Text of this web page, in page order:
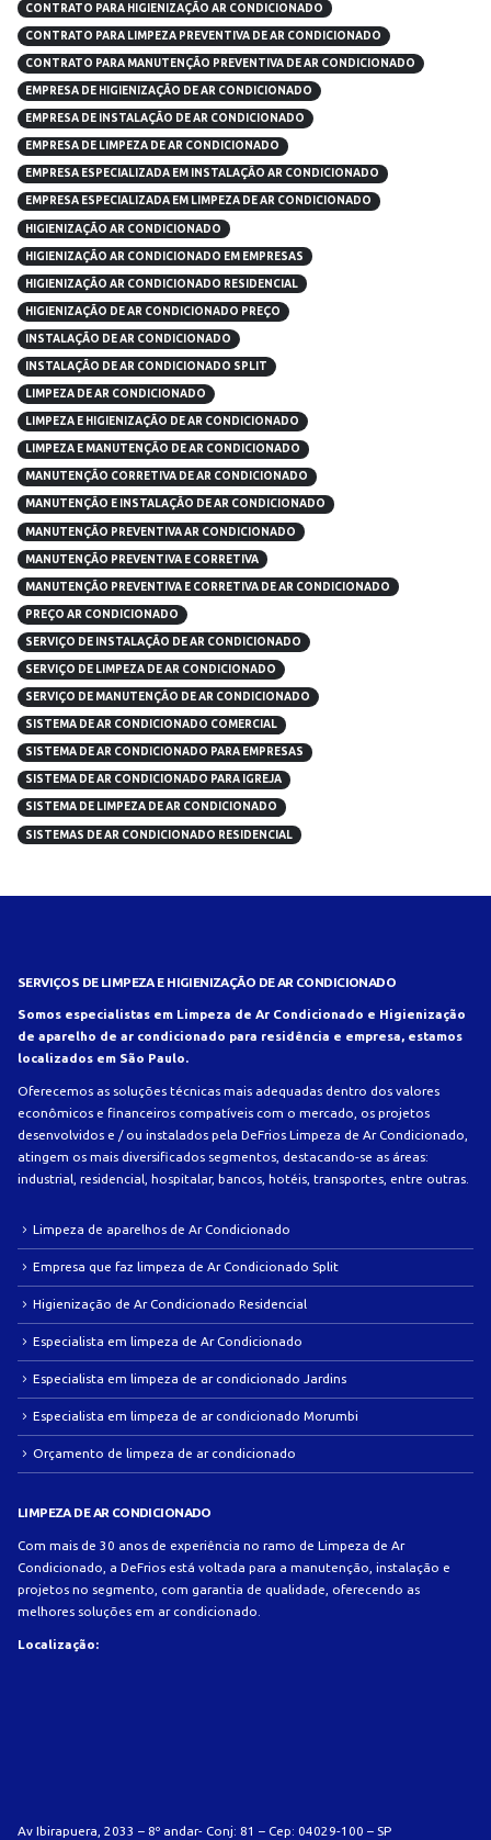
CONTRATO PARA HIGIENIZAÇÃO AR CONDICIONADO
CONTRATO PARA LIMPEZA PREVENTIVA DE AR CONDICIONADO
CONTRATO PARA MANUTENÇÃO PREVENTIVA DE AR CONDICIONADO
EMPRESA DE HIGIENIZAÇÃO DE AR CONDICIONADO
EMPRESA DE INSTALAÇÃO DE AR CONDICIONADO
EMPRESA DE LIMPEZA DE AR CONDICIONADO
EMPRESA ESPECIALIZADA EM INSTALAÇÃO AR CONDICIONADO
EMPRESA ESPECIALIZADA EM LIMPEZA DE AR CONDICIONADO
HIGIENIZAÇÃO AR CONDICIONADO
HIGIENIZAÇÃO AR CONDICIONADO EM EMPRESAS
HIGIENIZAÇÃO AR CONDICIONADO RESIDENCIAL
HIGIENIZAÇÃO DE AR CONDICIONADO PREÇO
INSTALAÇÃO DE AR CONDICIONADO
INSTALAÇÃO DE AR CONDICIONADO SPLIT
LIMPEZA DE AR CONDICIONADO
LIMPEZA E HIGIENIZAÇÃO DE AR CONDICIONADO
LIMPEZA E MANUTENÇÃO DE AR CONDICIONADO
MANUTENÇÃO CORRETIVA DE AR CONDICIONADO
MANUTENÇÃO E INSTALAÇÃO DE AR CONDICIONADO
MANUTENÇÃO PREVENTIVA AR CONDICIONADO
MANUTENÇÃO PREVENTIVA E CORRETIVA
MANUTENÇÃO PREVENTIVA E CORRETIVA DE AR CONDICIONADO
PREÇO AR CONDICIONADO
SERVIÇO DE INSTALAÇÃO DE AR CONDICIONADO
SERVIÇO DE LIMPEZA DE AR CONDICIONADO
SERVIÇO DE MANUTENÇÃO DE AR CONDICIONADO
SISTEMA DE AR CONDICIONADO COMERCIAL
SISTEMA DE AR CONDICIONADO PARA EMPRESAS
SISTEMA DE AR CONDICIONADO PARA IGREJA
SISTEMA DE LIMPEZA DE AR CONDICIONADO
SISTEMAS DE AR CONDICIONADO RESIDENCIAL
SERVIÇOS DE LIMPEZA E HIGIENIZAÇÃO DE AR CONDICIONADO
Somos especialistas em Limpeza de Ar Condicionado e Higienização
de aparelho de ar condicionado para residência e empresa, estamos
localizados em São Paulo.
Oferecemos as soluções técnicas mais adequadas dentro dos valores
econômicos e financeiros compatíveis com o mercado, os projetos
desenvolvidos e / ou instalados pela DeFrios Limpeza de Ar Condicionado,
atingem os mais diversificados segmentos, destacando-se as áreas:
industrial, residencial, hospitalar, bancos, hotéis, transportes, entre outras.
Limpeza de aparelhos de Ar Condicionado
Empresa que faz limpeza de Ar Condicionado Split
Higienização de Ar Condicionado Residencial
Especialista em limpeza de Ar Condicionado
Especialista em limpeza de ar condicionado Jardins
Especialista em limpeza de ar condicionado Morumbi
Orçamento de limpeza de ar condicionado
LIMPEZA DE AR CONDICIONADO
Com mais de 30 anos de experiência no ramo de Limpeza de Ar
Condicionado, a DeFrios está voltada para a manutenção, instalação e
projetos no segmento, com garantia de qualidade, oferecendo as
melhores soluções em ar condicionado.
Localização:
Av Ibirapuera, 2033 – 8º andar- Conj: 81 – Cep: 04029-100 – SP